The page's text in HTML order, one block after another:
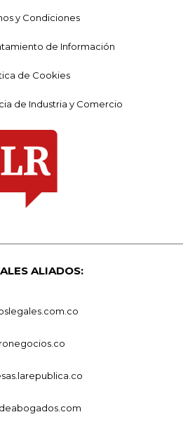
y Condiciones
de Información
de Cookies
de Industria y Comercio
ALIADOS: